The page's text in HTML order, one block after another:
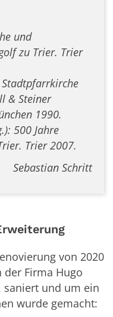
und
zu Trier. Trier
& Steiner
1990.
500 Jahre
Trier 2007.
Sebastian Schritt
von 2020
der Firma Hugo
saniert und um ein
wurde gemacht: